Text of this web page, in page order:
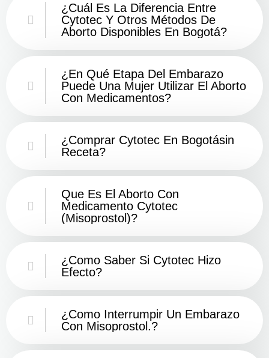
¿Cuál Es La Diferencia Entre
Cytotec Y Otros Métodos De
Aborto Disponibles En Bogotá?
¿En Qué Etapa Del Embarazo
Puede Una Mujer Utilizar El Aborto
Con Medicamentos?
¿Comprar Cytotec En Bogotásin
Receta?
Que Es El Aborto Con
Medicamento Cytotec
(misoprostol)?
¿Como Saber Si Cytotec Hizo
Efecto?
¿como Interrumpir Un Embarazo
Con Misoprostol.?